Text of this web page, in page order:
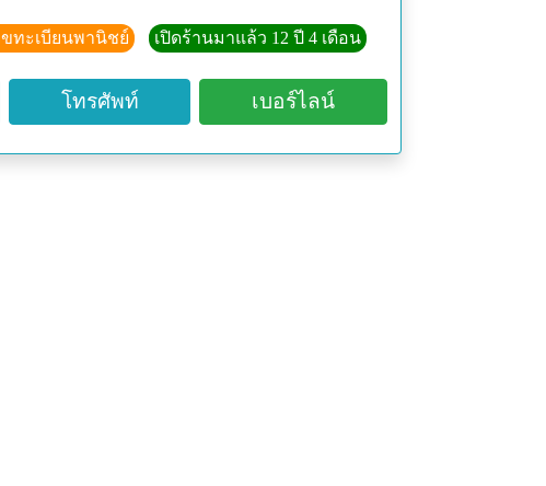
ทะเบียนพานิชย์ เปิดร้านมาแล้ว 12 ปี 4 เดือน
โทรศัพท์ เบอร์ไลน์